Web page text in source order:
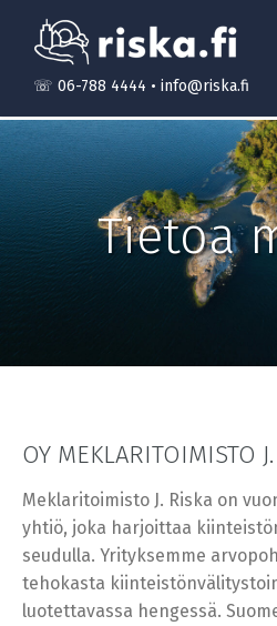
Tietoa
☏ 06-788 4444 • info@riska.fi
OY MEKLARITOIMISTO
Meklaritoimisto J. Riska on
yhtiö, joka harjoittaa
seudulla. Yrityksemme
tehokasta
luotettavassa hengessä.